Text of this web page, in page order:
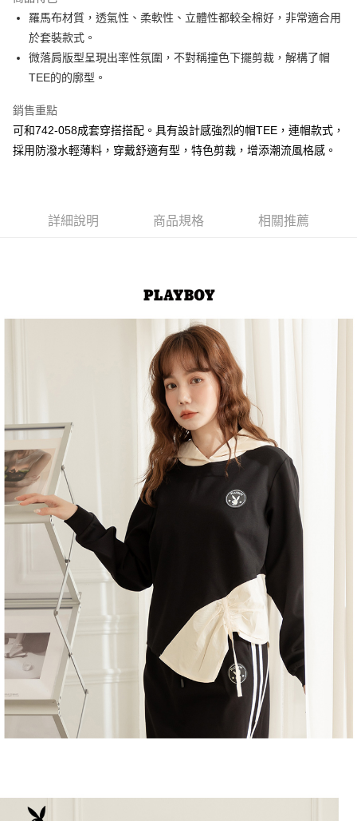
Apple Pay
街口支付
悠遊付
大哥付你分期
相關說明
1.本服務由台灣大哥大提供，台灣大哥大用戶可立即使用無須另外申請。
3.實際核准額度、可分期數及費用金額請依後續交易確認頁面所載為準。
4.訂單成立30分鐘內，如未前往確認交易或遇審核未通過，訂單將自動取
帳／街口支付／iPASS MONEY」等通路繳費。
1.本服務係由「台灣大哥大股份有限公司」（以下簡稱本公司）所提供，讓
用戶於交易時，得透過本服務購買商品或服務，並由商店將買賣／分期付款
買賣價金債權讓與本公司後，依約使用本公司帳單繳交帳款。
2.基於同意付款使用「大哥付你分期」之契約關係目的，商店將以您的個人
資料（包含姓名、電話或地址）提供予台灣大哥大進項蒐集、處理及利用，
由本公司與您本人進行分期帳單所需資料之確認、核對及更正。
3.完整用戶服務條款，請詳閱以下連結：https://oppay.tw/userRule
AFTEE先享後付
便利好安心！
【「AFTEE先享後付」結帳流程】
１．於結帳方式選擇「AFTEE先享後付」後，將跳轉至「AFTEE先享後付」
結帳頁面，進行簡訊認證並確認金額後，即可完成結帳。
２．訂單成立數日內，您將收到繳費通知簡訊。
３．收到繳費通知簡訊後14天內，點擊此簡訊中的連結，可透過四大超商／
ATM／網路銀行／等多元方式進行付款，方視為交易完成。
※ 請注意：結帳手續完成當下不需立刻繳費，但若您需要取消訂單，請聯絡
購買商品的店家。未經商家同意取消之訂單仍視為有效，需透過AFTEE先享
※ 交易是否成功請以「AFTEE先享後付 」之結帳頁面顯示為準，若有關於
是否繳費成功／繳費後需取消欲退款等相關疑問，請聯繫「AFTEE先享後付
客戶支援中心」
https://netprotections.freshdesk.com/support/home
【注意事項】
１．透過由恩沛科技股份有限公司提供之「AFTEE先享後付」服務完成之交
易，需依本服務之必要範圍內提供個人資料，並將交易相關給付款項請求債
權轉讓予恩沛科技股份有限公司。
２．關於個人資料處理事宜，請瀏覽以下網址：
https://aftee.tw/terms/#terms3
３．未成年的使用者請事先徵得法定代理人或監護人之同意方可使用
「AFTEE先享後付」，若未經同意申辦者引起之損失，本公司不負相關責
任。
４．使用「AFTEE先享後付」時，將依據個別帳號之用戶狀況，依本公司即
時審查核予不同之上限額度；若仍有額度不足之情形，本公司將視審查結果
請求用戶進行身份認證。
５．嚴禁一人註冊多個帳號或使用他人資訊註冊。若發現惡意使用之情形，
恩沛科技股份有限公司將有權停止該用戶之使用額度並採取法律行動。
每筆NT$60，滿NT$1,500(含以上)免運費
付款後全家取貨
每筆NT$60，滿NT$1,500(含以上)免運費
付款後萊爾富取貨
每筆NT$122
7-11取貨付款
每筆NT$60，滿NT$2,000(含以上)免運費
付款後7-11取貨
每筆NT$60，滿NT$2,000(含以上)免運費
每筆NT$60，滿NT$2,000(含以上)免運費
宅配_離島
每筆NT$100
羅馬布材質，透氣性、柔軟性、立體性都較全棉好，非常適合用
於套裝款式。
微落肩版型呈現出率性氛圍，不對稱撞色下擺剪裁，解構了帽
TEE的的廓型。
銷售重點
可和742-058成套穿搭搭配。具有設計感強烈的帽TEE，連帽款式，
採用防潑水輕薄料，穿戴舒適有型，特色剪裁，增添潮流風格感。
詳細說明 商品規格 相關推薦